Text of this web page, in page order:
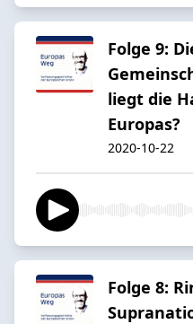
Folge 9:
liegt die
Europas?
2020-10-22
Folge 8: